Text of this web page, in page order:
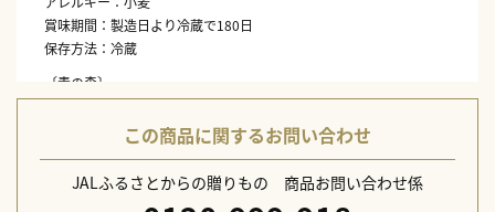
賞味期間：製造日より冷蔵で180日
保存方法：冷蔵
〔青の森〕
原材料：麦芽（外国製造）・ホップ・ヒノキチップ
アルコール分：6度
〔白の森〕
原材料：麦芽（外国製造）・ホップ・小麦・糖分・果汁・ミント
この商品に関するお問い合わせ
JALふるさとからの贈りもの 商品お問い合わせ係